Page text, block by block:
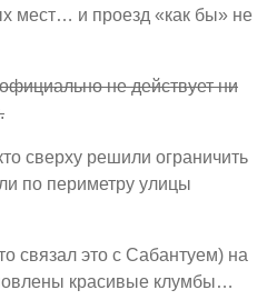
мест… и проезд «как бы» не
не действует ни
сверху решили ограничить
по периметру улицы
связал это с Сабантуем) на
красивые клумбы…